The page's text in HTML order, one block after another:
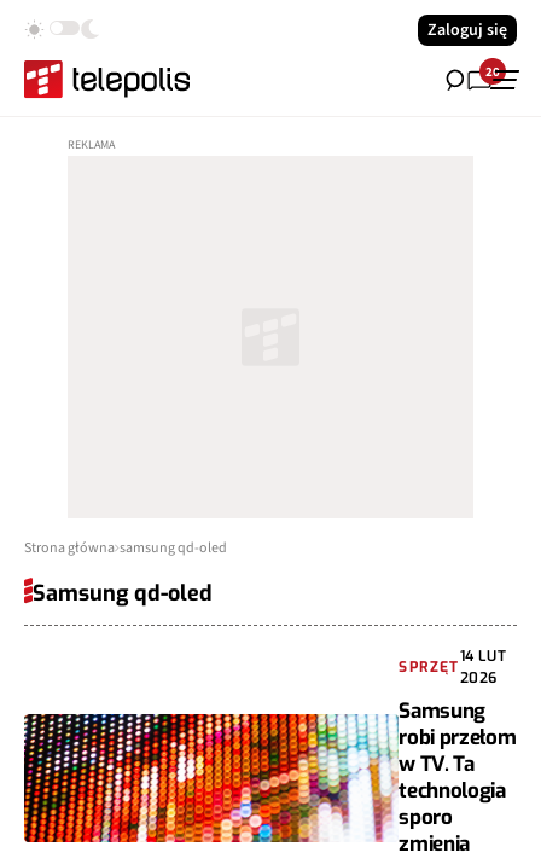
Zaloguj się
20
Strona główna samsung qd-oled
Samsung qd-oled
SPRZĘT
14 LUT
2026
Samsung
robi przełom
w TV. Ta
technologia
sporo
zmienia